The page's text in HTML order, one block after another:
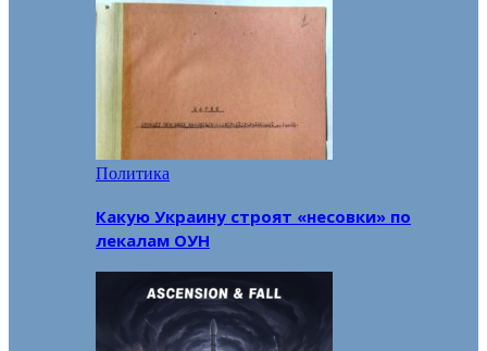
Политика
Какую Украину строят «несовки» по
лекалам ОУН